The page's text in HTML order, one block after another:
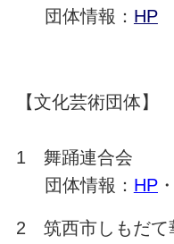
団体情報： HP
【文化芸術団体】
1 舞踊連合会
団体情報： HP・
2 筑西市しもだて